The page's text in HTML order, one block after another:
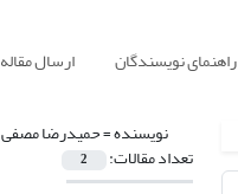
راهنمای نویسندگان ارسال مقاله
نویسنده =حمیدرضا مصفی
تعداد مقالات: 2